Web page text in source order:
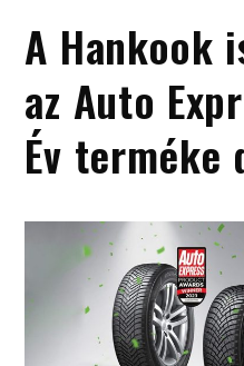
A Hankook
az Auto
Év terméke